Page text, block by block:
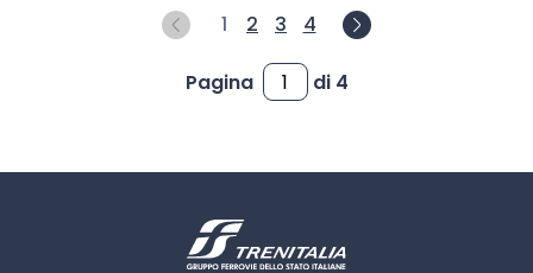
1 2 3 4
Pagina di 4